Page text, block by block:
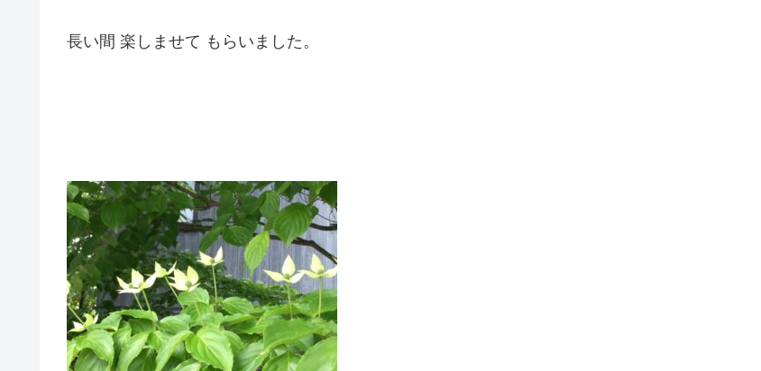
長い間 楽しませて もらいました。